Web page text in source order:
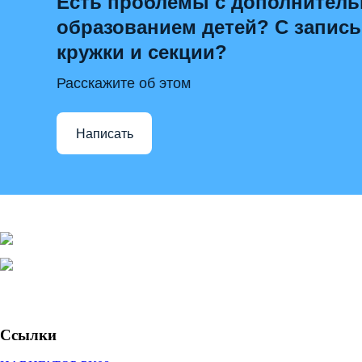
образованием детей? С
кружки и секции?
Расскажите об этом
Написать
Ссылки